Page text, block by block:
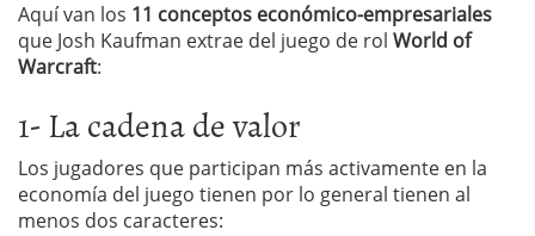
Aquí van los 11 conceptos económico-empresariales
que Josh Kaufman extrae del juego de rol World of
Warcraft:
1- La cadena de valor
Los jugadores que participan más activamente en la
economía del juego tienen por lo general tienen al
menos dos caracteres: